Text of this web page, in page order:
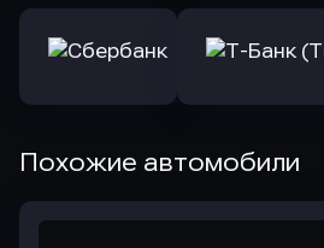
Похожие автомобили